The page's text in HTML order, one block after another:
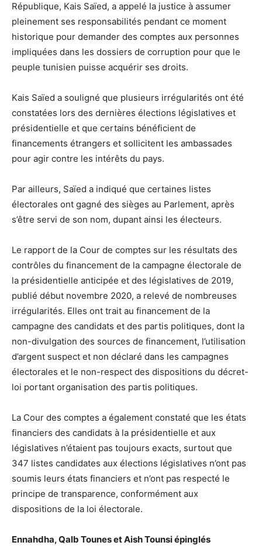
République, Kais Saïed, a appelé la justice à assumer
pleinement ses responsabilités pendant ce moment
historique pour demander des comptes aux personnes
impliquées dans les dossiers de corruption pour que le
peuple tunisien puisse acquérir ses droits.
Kais Saïed a souligné que plusieurs irrégularités ont été
constatées lors des dernières élections législatives et
présidentielle et que certains bénéficient de
financements étrangers et sollicitent les ambassades
pour agir contre les intérêts du pays.
Par ailleurs, Saïed a indiqué que certaines listes
électorales ont gagné des sièges au Parlement, après
s’être servi de son nom, dupant ainsi les électeurs.
Le rapport de la Cour de comptes sur les résultats des
contrôles du financement de la campagne électorale de
la présidentielle anticipée et des législatives de 2019,
publié début novembre 2020, a relevé de nombreuses
irrégularités. Elles ont trait au financement de la
campagne des candidats et des partis politiques, dont la
non-divulgation des sources de financement, l’utilisation
d’argent suspect et non déclaré dans les campagnes
électorales et le non-respect des dispositions du décret-
loi portant organisation des partis politiques.
La Cour des comptes a également constaté que les états
financiers des candidats à la présidentielle et aux
législatives n’étaient pas toujours exacts, surtout que
347 listes candidates aux élections législatives n’ont pas
soumis leurs états financiers et n’ont pas respecté le
principe de transparence, conformément aux
dispositions de la loi électorale.
Ennahdha, Qalb Tounes et Aish Tounsi épinglés